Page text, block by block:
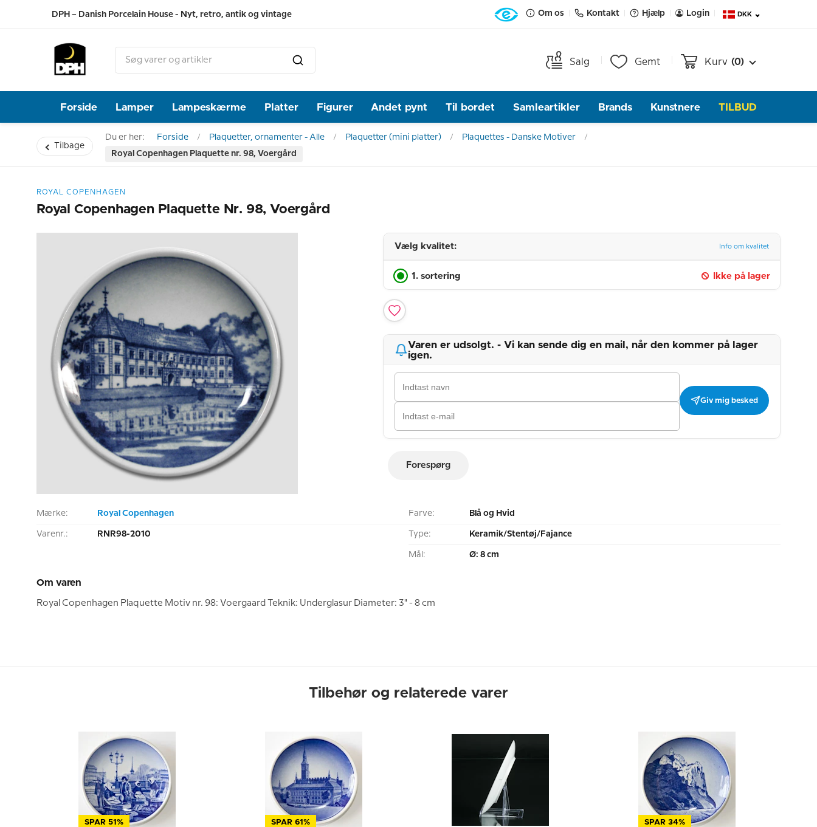
DPH – Danish Porcelain House - Nyt, retro, antik og vintage Om os Kontakt Hjælp Login DKK
Salg Gemt Kurv (0)
Forside Lamper Lampeskærme Platter Figurer Andet pynt Til bordet Samleartikler Brands Kunstnere TILBUD
Tilbage
Du er her: Forside Plaquetter, ornamenter - Alle Plaquetter (mini platter)
Plaquettes - Danske Motiver
Royal Copenhagen Plaquette nr. 98, Voergård
ROYAL COPENHAGEN
Royal Copenhagen Plaquette Nr. 98, Voergård
Vælg kvalitet: Info om kvalitet
1. sortering Ikke på lager
Varen er udsolgt. - Vi kan sende dig en mail, når den kommer på lager
igen.
Giv mig besked
Forespørg
Mærke: Royal Copenhagen
Varenr.: RNR98-2010
Farve: Blå og Hvid
Type: Keramik/Stentøj/Fajance
Mål: Ø: 8 cm
Om varen
Royal Copenhagen Plaquette Motiv nr. 98: Voergaard Teknik: Underglasur Diameter: 3" - 8 cm
Tilbehør og relaterede varer
SPAR 51% SPAR 61% SPAR 34%